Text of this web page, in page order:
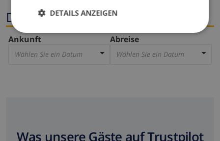
Dates
Ankunft
Wählen Sie ein Datum
Abreise
Wählen Sie ein Datum
Was unsere Gäste auf Trustpilot
DETAILS ANZEIGEN